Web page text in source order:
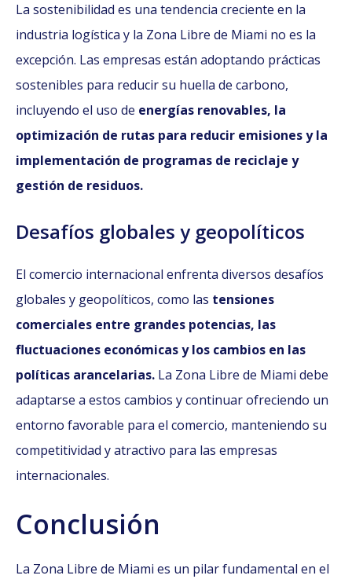
La sostenibilidad es una tendencia creciente en la
industria logística y la Zona Libre de Miami no es la
excepción. Las empresas están adoptando prácticas
sostenibles para reducir su huella de carbono,
incluyendo el uso de energías renovables, la
optimización de rutas para reducir emisiones y la
implementación de programas de reciclaje y
gestión de residuos.
Desafíos globales y geopolíticos
El comercio internacional enfrenta diversos desafíos
globales y geopolíticos, como las tensiones
comerciales entre grandes potencias, las
fluctuaciones económicas y los cambios en las
políticas arancelarias. La Zona Libre de Miami debe
adaptarse a estos cambios y continuar ofreciendo un
entorno favorable para el comercio, manteniendo su
competitividad y atractivo para las empresas
internacionales.
Conclusión
La Zona Libre de Miami es un pilar fundamental en el